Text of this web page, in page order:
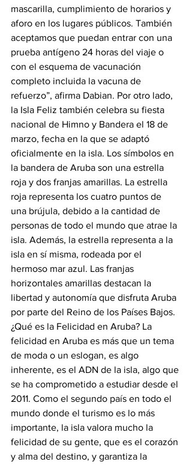
mascarilla, cumplimiento de horarios y
aforo en los lugares públicos. También
aceptamos que puedan entrar con una
prueba antígeno 24 horas del viaje o
con el esquema de vacunación
completo incluida la vacuna de
refuerzo”, afirma Dabian. Por otro lado,
la Isla Feliz también celebra su fiesta
nacional de Himno y Bandera el 18 de
marzo, fecha en la que se adaptó
oficialmente en la isla. Los símbolos en
la bandera de Aruba son una estrella
roja y dos franjas amarillas. La estrella
roja representa los cuatro puntos de
una brújula, debido a la cantidad de
personas de todo el mundo que atrae la
isla. Además, la estrella representa a la
isla en sí misma, rodeada por el
hermoso mar azul. Las franjas
horizontales amarillas destacan la
libertad y autonomía que disfruta Aruba
por parte del Reino de los Países Bajos.
¿Qué es la Felicidad en Aruba? La
felicidad en Aruba es más que un tema
de moda o un eslogan, es algo
inherente, es el ADN de la isla, algo que
se ha comprometido a estudiar desde el
2011. Como el segundo país en todo el
mundo donde el turismo es lo más
importante, la isla valora mucho la
felicidad de su gente, que es el corazón
y alma del destino, y garantiza la